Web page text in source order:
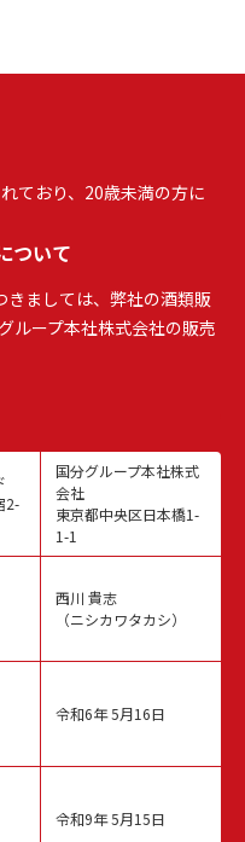
ており、20歳未満の方に
ついて
きましては、弊社の酒類販
ループ本社株式会社の販売
2-
国分グループ本社株式
会社
東京都中央区日本橋1-
1-1
西川 貴志
（ニシカワタカシ）
令和6年 5月16日
令和9年 5月15日